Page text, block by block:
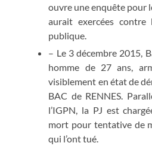
ouvre une enquête pour
aurait exercées
publique.
– Le 3 décembre 2015,
homme de 27 ans,
visiblement en état de
BAC de RENNES.
l’IGPN, la PJ est
mort pour tentative de
qui l’ont tué.